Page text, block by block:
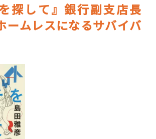
探して』銀行副支店長
ームレスになるサバイバ